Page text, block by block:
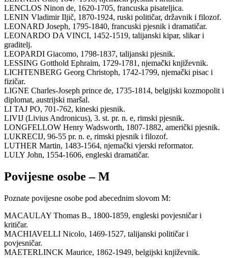
LENCLOS Ninon de, 1620-1705, francuska pisateljica.
LENIN Vladimir Iljič, 1870-1924, ruski političar, državnik i filozof.
LEONARD Joseph, 1795-1840, francuski pjesnik i dramatičar.
LEONARDO DA VINCI, 1452-1519, talijanski kipar, slikar i
graditelj.
LEOPARDI Giacomo, 1798-1837, talijanski pjesnik.
LESSING Gotthold Ephraim, 1729-1781, njemački književnik.
LICHTENBERG Georg Christoph, 1742-1799, njemački pisac i
fizičar.
LIGNE Charles-Joseph prince de, 1735-1814, belgijski kozmopolit i
diplomat, austrijski maršal.
LI TAJ PO, 701-762, kineski pjesnik.
LIVIJ (Livius Andronicus), 3. st. pr. n. e, rimski pjesnik.
LONGFELLOW Henry Wadsworth, 1807-1882, američki pjesnik.
LUKRECIJ, 96-55 pr. n. e, rimski pjesnik i filozof.
LUTHER Martin, 1483-1564, njemački vjerski reformator.
LULY John, 1554-1606, engleski dramatičar.
Povijesne osobe – M
Poznate povijesne osobe pod abecednim slovom M:
MACAULAY Thomas B., 1800-1859, engleski povjesničar i
kritičar.
MACHIAVELLI Nicolo, 1469-1527, talijanski političar i
povjesničar.
MAETERLINCK Maurice, 1862-1949, belgijski književnik.